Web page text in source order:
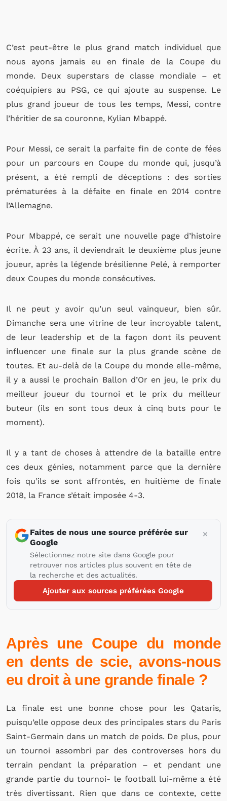
C’est peut-être le plus grand match individuel que
nous ayons jamais eu en finale de la Coupe du
monde. Deux superstars de classe mondiale – et
coéquipiers au PSG, ce qui ajoute au suspense. Le
plus grand joueur de tous les temps, Messi, contre
l’héritier de sa couronne, Kylian Mbappé.
Pour Messi, ce serait la parfaite fin de conte de fées
pour un parcours en Coupe du monde qui, jusqu’à
présent, a été rempli de déceptions : des sorties
prématurées à la défaite en finale en 2014 contre
l’Allemagne.
Pour Mbappé, ce serait une nouvelle page d’histoire
écrite. À 23 ans, il deviendrait le deuxième plus jeune
joueur, après la légende brésilienne Pelé, à remporter
deux Coupes du monde consécutives.
Il ne peut y avoir qu’un seul vainqueur, bien sûr.
Dimanche sera une vitrine de leur incroyable talent,
de leur leadership et de la façon dont ils peuvent
influencer une finale sur la plus grande scène de
toutes. Et au-delà de la Coupe du monde elle-même,
il y a aussi le prochain Ballon d’Or en jeu, le prix du
meilleur joueur du tournoi et le prix du meilleur
buteur (ils en sont tous deux à cinq buts pour le
moment).
Il y a tant de choses à attendre de la bataille entre
ces deux génies, notamment parce que la dernière
fois qu’ils se sont affrontés, en huitième de finale
2018, la France s’était imposée 4-3.
Faites de nous une source préférée sur
Google
Sélectionnez notre site dans Google pour
retrouver nos articles plus souvent en tête de
la recherche et des actualités.
Ajouter aux sources préférées Google
Après une Coupe du monde
en dents de scie, avons-nous
eu droit à une grande finale ?
La finale est une bonne chose pour les Qataris,
puisqu’elle oppose deux des principales stars du Paris
Saint-Germain dans un match de poids. De plus, pour
un tournoi assombri par des controverses hors du
terrain pendant la préparation – et pendant une
grande partie du tournoi- le football lui-même a été
très divertissant. Rien que dans ce contexte, cette